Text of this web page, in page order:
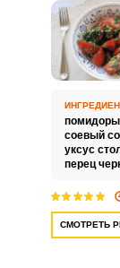
соевый
уксус
перец
СМОТРЕТЬ